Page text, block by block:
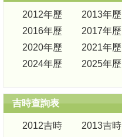
2012年歷 2013年歷
2016年歷
2017年歷
2020年歷
2021年歷
2024年歷
2025年歷
吉時查詢表
2012吉時 2013吉時